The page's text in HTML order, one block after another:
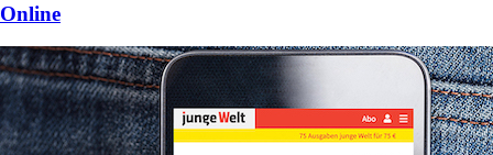
Online